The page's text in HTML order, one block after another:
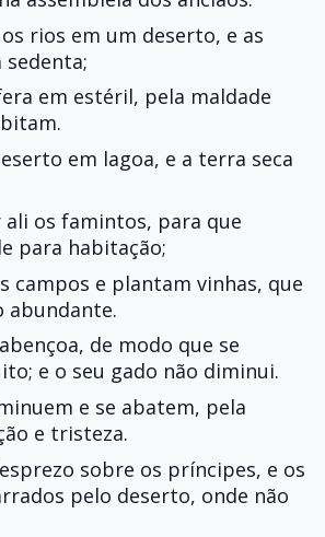
rios em um deserto, e as
em estéril, pela maldade
em lagoa, e a terra seca
ali os famintos, para que
para habitação;
campos e plantam vinhas, que
abundante.
de modo que se
e o seu gado não diminui.
e se abatem, pela
e tristeza.
sobre os príncipes, e os
pelo deserto, onde não